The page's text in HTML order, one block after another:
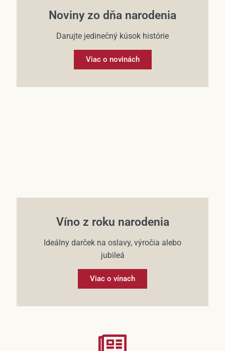
Noviny zo dňa narodenia
Darujte jedinečný kúsok histórie
Viac o novinách
Víno z roku narodenia
Ideálny darček na oslavy, výročia alebo
jubileá
Viac o vínach